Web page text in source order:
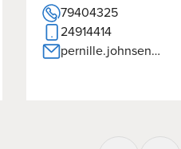
79404325
24914414
pernille.johnsen@dgi.dk